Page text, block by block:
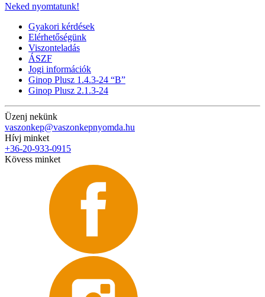
Neked nyomtatunk!
Gyakori kérdések
Elérhetőségünk
Viszonteladás
ÁSZF
Jogi információk
Ginop Plusz 1.4.3-24 “B”
Ginop Plusz 2.1.3-24
Üzenj nekünk
vaszonkep@vaszonkepnyomda.hu
Hívj minket
+36-20-933-0915
Kövess minket